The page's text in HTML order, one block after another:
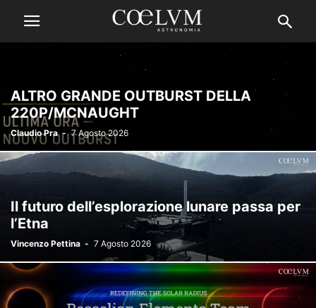
ALTRO GRANDE OUTBURST DELLA
220P/MCNAUGHT
Claudio Pra - 7 Agosto 2026
Il futuro dell’esplorazione lunare passa per
l’Etna
Vincenzo Pettina - 7 Agosto 2026